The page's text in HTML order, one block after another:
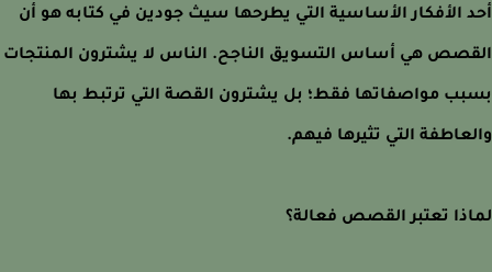
الأفكار الأساسية التي يطرحها سيث جودين في كتابه هو أن
هي أساس التسويق الناجح. الناس لا يشترون المنتجات
مواصفاتها فقط؛ بل يشترون القصة التي ترتبط بها
التي تثيرها فيهم.
تعتبر القصص فعالة؟